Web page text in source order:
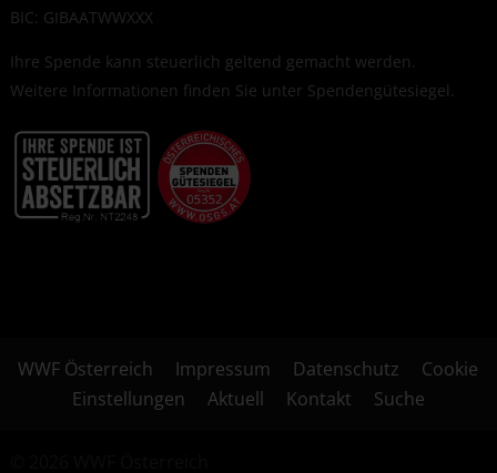
BIC: GIBAATWWXXX
Ihre Spende kann steuerlich geltend gemacht werden.
Weitere Informationen finden Sie unter Spendengütesiegel
WWF Österreich Impressum Datenschutz
Cookie
Einstellungen
Aktuell Kontakt Suche